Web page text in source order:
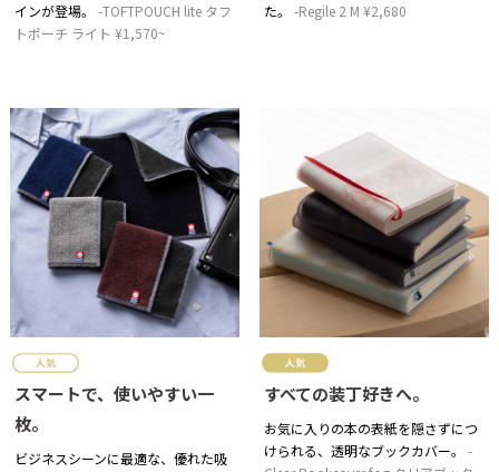
インが登場。 TOFTPOUCH lite タフ
トポーチ ライト ¥1,570~
た。 Regile 2 M ¥2,680
スマートで、使いやすい一
枚。
ビジネスシーンに最適な、優れた吸
すべての装丁好きへ。
お気に入りの本の表紙を隠さずにつ
けられる、透明なブックカバー。